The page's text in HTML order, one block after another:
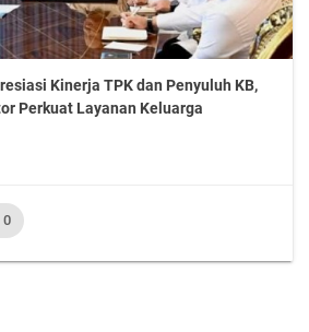
Kinerja TPK dan Penyuluh KB,
Perkuat Layanan Keluarga
0